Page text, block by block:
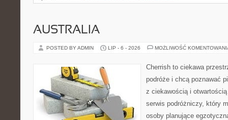
AUSTRALIA
POSTED BY ADMIN LIP - 6 - 2026 MOŻLIWOŚĆ
Cherrish to ciekawa
podróże i chcą poznawać
z ciekawością i
serwis podróżniczy, który
osoby planujące